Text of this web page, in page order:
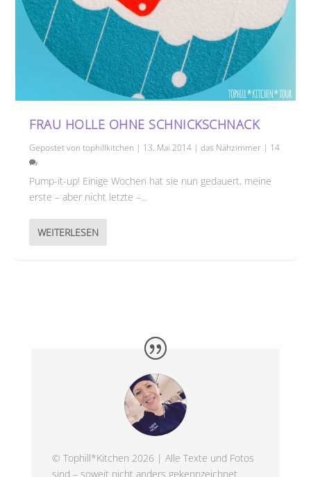
FRAU HOLLE OHNE SCHNICKSCHNACK
Gepostet vontophillkitchen | 13. Mai 2014 |das Nähzimmer | 14
Pump-it-up! Einige Wochen hat sie nun gedauert, meine
erste – aber nicht letzte –...
WEITERLESEN
© Tophill*Kitchen 2026 | Alle Texte und Fotos
sind – soweit nicht anders gekennzeichnet